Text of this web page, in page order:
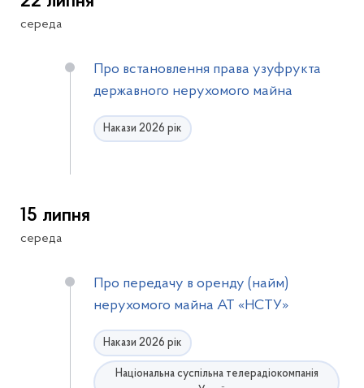
середа
Про встановлення права узуфрукта
державного нерухомого майна
Накази 2026 рік
15 липня
середа
Про передачу в оренду (найм)
нерухомого майна АТ «НСТУ»
Накази 2026 рік
Національна суспільна телерадіокомпанія